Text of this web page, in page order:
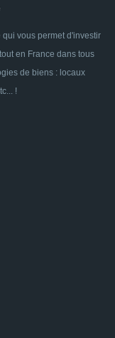
vous permet d'investir
en France dans tous
de biens : locaux
!